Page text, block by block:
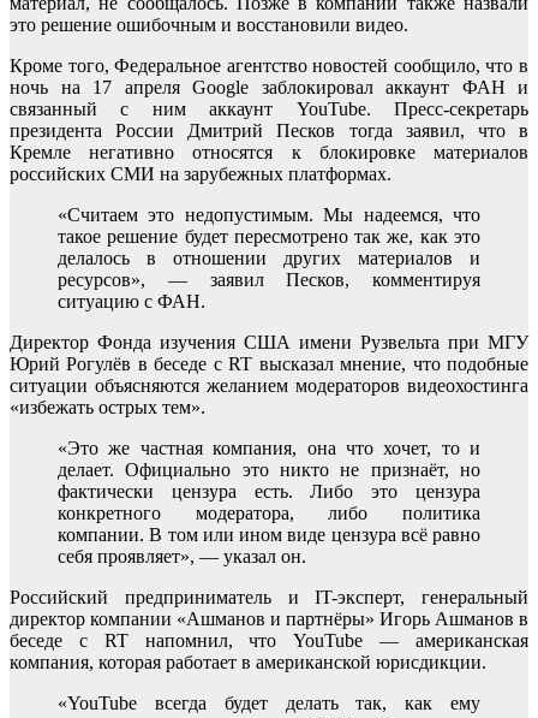
это решение ошибочным и восстановили видео.
Кроме того, Федеральное агентство новостей сообщило, что в
ночь на 17 апреля Google заблокировал аккаунт ФАН и
связанный с ним аккаунт YouTube. Пресс-секретарь
президента России Дмитрий Песков тогда заявил, что в
Кремле негативно относятся к блокировке материалов
российских СМИ на зарубежных платформах.
«Считаем это недопустимым. Мы надеемся, что
такое решение будет пересмотрено так же, как это
делалось в отношении других материалов и
ресурсов», — заявил Песков, комментируя
ситуацию с ФАН.
Директор Фонда изучения США имени Рузвельта при МГУ
Юрий Рогулёв в беседе с RT высказал мнение, что подобные
ситуации объясняются желанием модераторов видеохостинга
«избежать острых тем».
«Это же частная компания, она что хочет, то и
делает. Официально это никто не признаёт, но
фактически цензура есть. Либо это цензура
конкретного модератора, либо политика
компании. В том или ином виде цензура всё равно
себя проявляет», — указал он.
Российский предприниматель и IT-эксперт, генеральный
директор компании «Ашманов и партнёры» Игорь Ашманов в
беседе с RT напомнил, что YouTube — американская
компания, которая работает в американской юрисдикции.
«YouTube всегда будет делать так, как ему